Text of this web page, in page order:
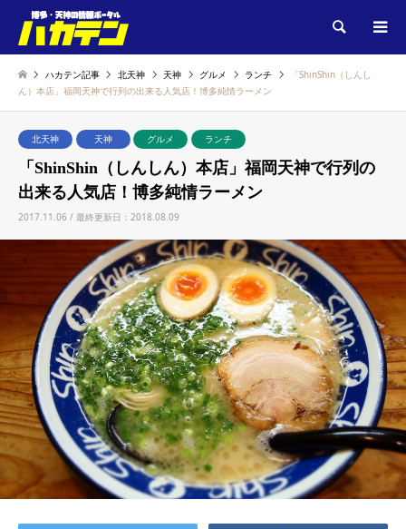
検索
ハカテン記事 北天神 天神 グルメ ランチ
「ShinShin（しんし
ん）本店」福岡天神で行列の出来る人気店！博多純情ラーメン
北天神 天神 グルメ ランチ
「ShinShin（しんしん）本店」福岡天神で行列の
出来る人気店！博多純情ラーメン
2017.11.06 / 最終更新日：2018.08.09